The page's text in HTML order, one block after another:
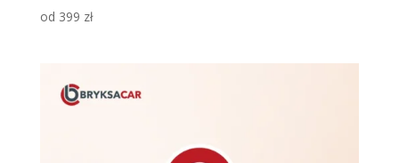
od 399 zł